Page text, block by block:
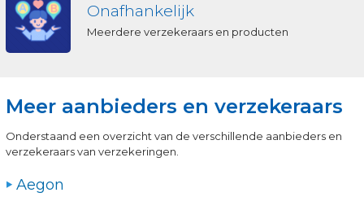
Onafhankelijk
Meerdere verzekeraars en producten
Meer aanbieders en verzekeraars
Onderstaand een overzicht van de verschillende aanbieders en
verzekeraars van verzekeringen.
Aegon